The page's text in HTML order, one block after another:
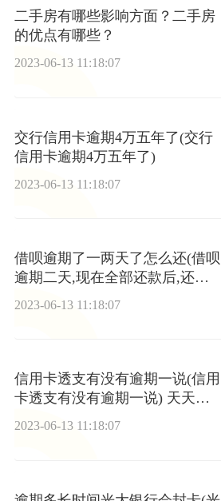
二手房有哪些影响方面？二手房
的优点有哪些？
2023-06-13 11:18:07
交行信用卡逾期4万五年了(交行
信用卡逾期4万五年了)
2023-06-13 11:18:07
借呗逾期了一两天了怎么还(借呗
逾期二天,现在全部还款后,还可
2023-06-13 11:18:07
信用卡透支有没有逾期一说(信用
卡透支有没有逾期一说) 天天热
点
2023-06-13 11:18:07